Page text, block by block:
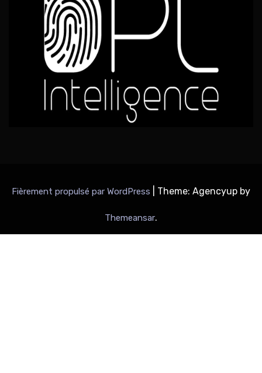
Fièrement propulsé par WordPress Theme: Agencyup by
Themeansar.